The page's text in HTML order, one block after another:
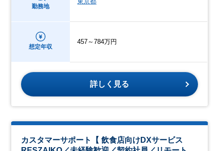
勤務地
想定年収
457～784万円
詳しく見る
カスタマーサポート【 飲食店向けDXサービス